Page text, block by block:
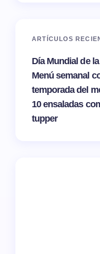
ARTÍCULOS
Día Mundial de
Menú semanal
temporada del
10 ensaladas
tupper